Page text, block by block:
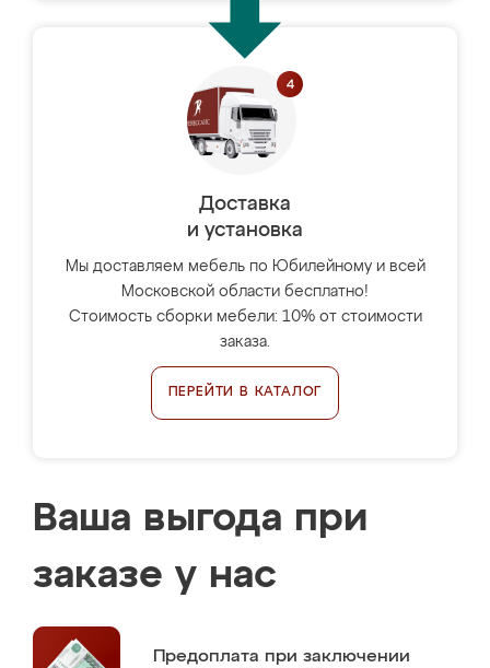
Доставка
и установка
Мы доставляем мебель по Юбилейному и всей
Московской области бесплатно!
Стоимость сборки мебели: 10% от стоимости
заказа.
ПЕРЕЙТИ В КАТАЛОГ
Ваша выгода при
заказе у нас
Предоплата при заключении